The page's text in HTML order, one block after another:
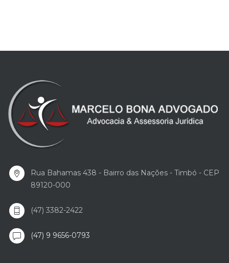
Rua Bahamas 438 - Bairro das Nações - Timbó - CEP
89120-000
(47) 3382-2422
(47) 9 9656-0793